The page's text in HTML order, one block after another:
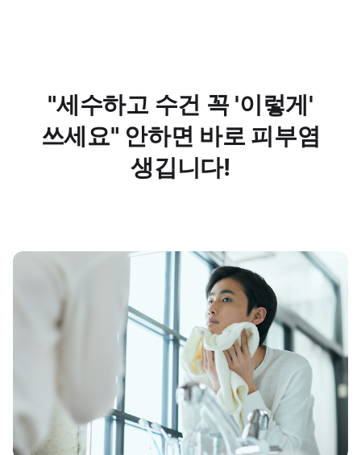
"세수하고 수건 꼭 '이렇게'
쓰세요" 안하면 바로 피부염
생깁니다!